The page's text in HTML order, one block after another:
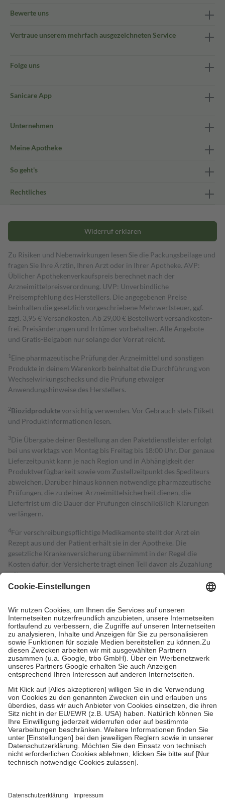
Bewerte uns
Vertraue unserem mehrfach ausgezeichneten Service
Folge uns
Sanicare App
Unternehmen
Meine Apotheke
So geht's
Rechtliches
Widerruf erklären
Zu Risiken und Nebenwirkungen lesen Sie die Packungsbeilage und
fragen Sie Ihre Ärztin, Ihren Arzt oder in Ihrer Apotheke. AVP:
Üblicher Apothekenverkaufspreis berechnet nach der
Arzneimittelpreisverordnung. UVP: Unverbindliche
Preisempfehlung des Herstellers. Die angegebenen Preise
beinhalten die gesetzlich vorgeschriebene Mehrwertsteuer, ggf.
zzgl. 3,95 € Versandkosten. Ab 29,00 € Bestell­wert versand­kosten­
frei. Preisänderungen und Irrtümer vorbehalten. Alle Angebote
und Gratis-Beigaben nur solange der Vorrat reicht.
1 Eine pharmazeutische Prüfung der Arzneimittel und sonstigen
Produkte in deinem Warenkorb beinhaltet die Durchführung von
Wechselwirkungschecks und die Prüfung etwaiger
Anwendungshinweise des Herstellers.
2Biozidproduktevorsichtig verwenden. Vor Gebrauch stets Etikett
und Produktinformationen lesen.
3Die Übergabe deiner Bestellung an den Paketdienstleister erfolgt
bei uns werktags von Montag bis Freitag bis 18:00 Uhr. Der genaue
Lieferzeitpunkt kann je nach Region und in Abhängigkeit der
Produktverfügbarkeit sowie vom Zustellzeitpunkt des Spediteurs
abweichen. Darüber hinaus können notwendige pharmazeutische
Prüfungen, die zu deiner Arzneimittelsicherheit dienen, die
Lieferfrist um die Dauer der Prüfungen einschließlich Klärungen
verlängern.
4Für verschreibungspflichtige Medikamente stellt der Arzt ein
Rezept aus und der Patient erhält sie in der Apotheke. Die
gesetzliche Krankenversicherung übernimmt in der Regel die
Kosten dafür, der Versicherte trägt einen Teil davon als Zuzahlung
mit.
Grundsätzlich leisten Mitglieder Zuzahlungen in Höhe von zehn
höchstens zehn Euro.
Es sind jedoch nie mehr als die tatsächlichen
Kosten der Leistung zu entrichten.
Diese Regeln gelten grundsätzlich auch für Online-Apotheken.
Bei Heilmitteln und häuslicher Krankenpflege beträgt die
Zuzahlung zehn Prozent der Kosten sowie zehn Euro je
Verordnung.
Um das Engagement der Versicherten für ihre eigene Gesundheit zu
stärken und die besondere Stellung der Familie zu unterstützen,
fallenkeine Zuzahlungenan bei:
• Kindern und Jugendlichen bis zum vollendeten 18. Lebensjahr
mit Ausnahme der Fahrkosten
• Untersuchungen zur Vorsorge und Früherkennung, die von der
GKV getragen werden
• empfohlenen Schutzimpfungen
• Harn- und Blutteststreifen
getroffen, um sicherzustellen, dass es sich um echte Bewertungen